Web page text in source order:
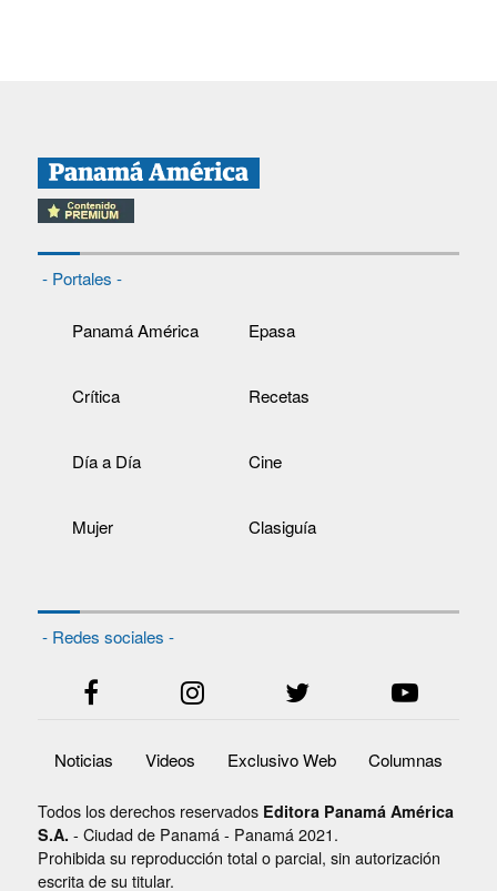
- Portales -
Panamá América Epasa
Crítica Recetas
Día a Día Cine
Mujer Clasiguía
- Redes sociales -
Noticias Videos Exclusivo Web Columnas
Todos los derechos reservados Editora Panamá América
S.A. - Ciudad de Panamá - Panamá 2021.
Prohibida su reproducción total o parcial, sin autorización
escrita de su titular.